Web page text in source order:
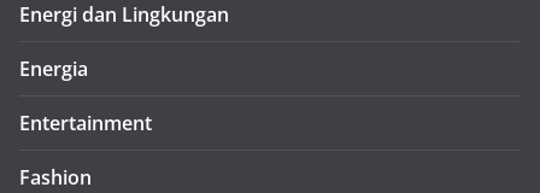
Energi dan Lingkungan
Energia
Entertainment
Fashion